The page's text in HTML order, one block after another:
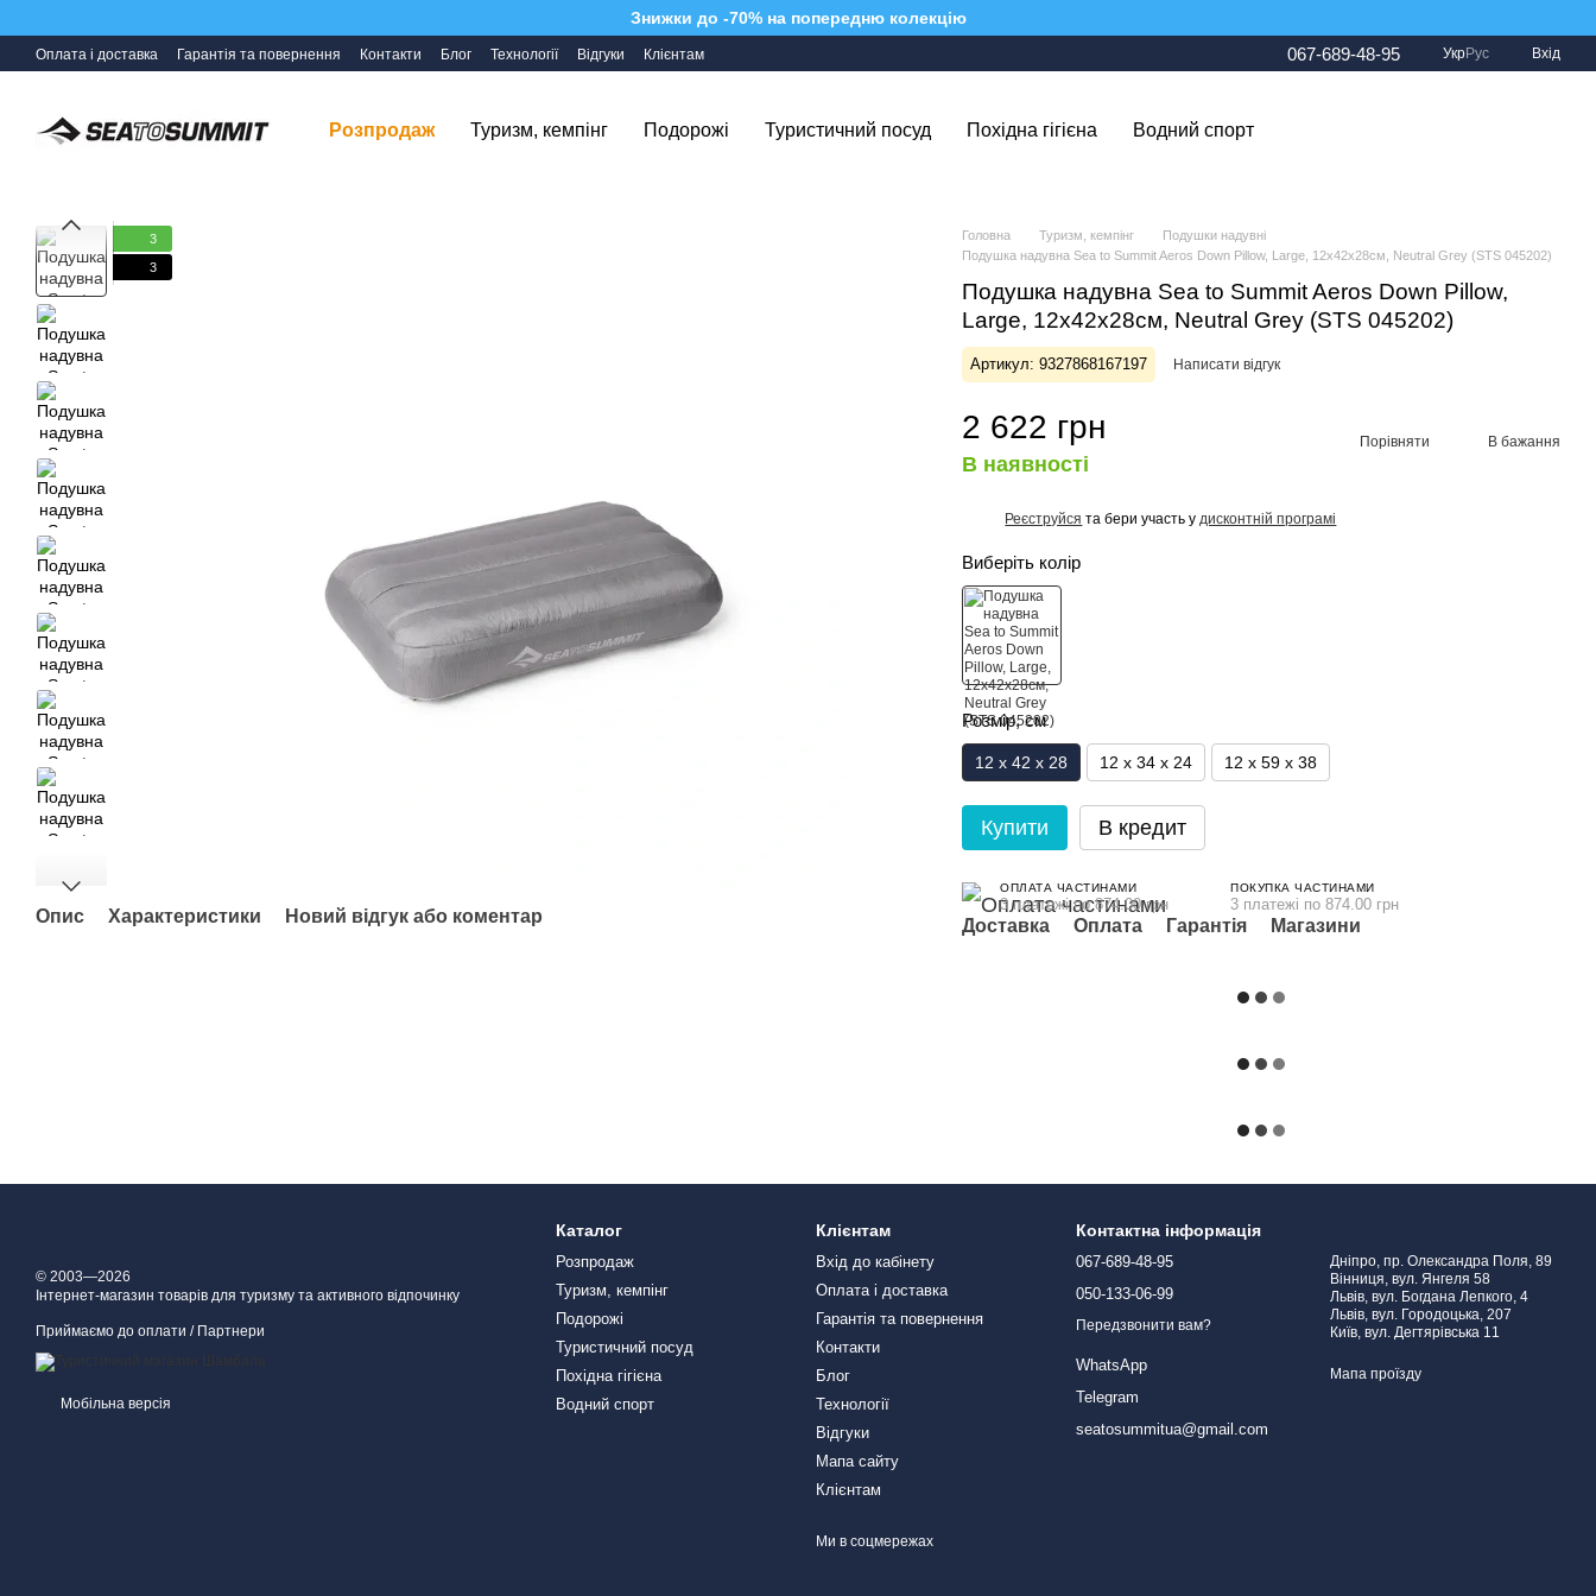
Знижки до -70% на попередню колекцію
Оплата і доставка Гарантія та повернення Контакти Блог Технології Відгуки Клієнтам 067-689-48-95 УкрРус Вхід
Розпродаж Туризм, кемпінг Подорожі Туристичний посуд Похідна гігієна Водний спорт
3
3
Опис Характеристики Новий відгук або коментар
Головна Туризм, кемпінг
Подушки надувні
Подушка надувна Sea to Summit Aeros Down Pillow, Large, 12x42x28см, Neutral Grey (STS 045202)
Подушка надувна Sea to Summit Aeros Down Pillow,
Large, 12x42x28см, Neutral Grey (STS 045202)
Артикул: 9327868167197 Написати відгук
2 622 грн
В наявності
Порівняти В бажання
Реєструйся та бери участь у дисконтній програмі
Виберіть колір
Розмір, см
12 x 42 x 28 12 x 34 x 24 12 x 59 x 38
Купити В кредит
ОПЛАТА ЧАСТИНАМИ
3 платежі по 874.00 грн
ПОКУПКА ЧАСТИНАМИ
3 платежі по 874.00 грн
Доставка Оплата Гарантія Магазини
© 2003—2026
Інтернет-магазин товарів для туризму та активного відпочинку
Приймаємо до оплати / Партнери
Мобільна версія
Каталог
Розпродаж
Туризм, кемпінг
Подорожі
Туристичний посуд
Похідна гігієна
Водний спорт
Клієнтам
Вхід до кабінету
Оплата і доставка
Гарантія та повернення
Контакти
Блог
Технології
Відгуки
Мапа сайту
Клієнтам
Ми в соцмережах
Контактна інформація
067-689-48-95
050-133-06-99
Передзвонити вам?
WhatsApp
Telegram
seatosummitua@gmail.com
Дніпро, пр. Олександра Поля, 89
Вінниця, вул. Янгеля 58
Львів, вул. Богдана Лепкого, 4
Львів, вул. Городоцька, 207
Київ, вул. Дегтярівська 11
Мапа проїзду